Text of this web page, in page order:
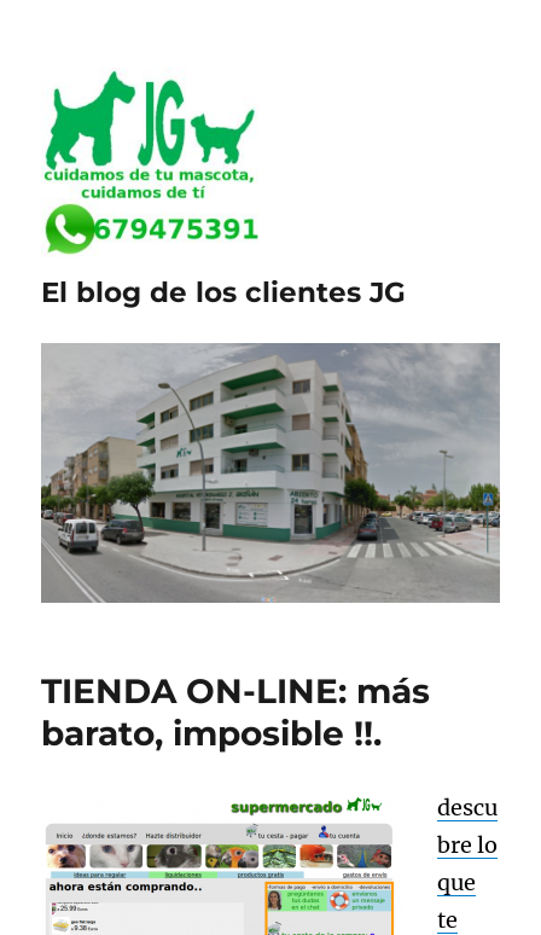
El blog de los clientes JG
TIENDA ON-LINE: más
barato, imposible !!.
descu
bre lo
que
te